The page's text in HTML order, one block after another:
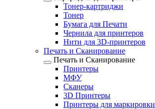
Тонер-картриджи
Тонер
Бумага для Печати
Чернила для принтеров
Нити для 3D-принтеров
Печать и Сканирование
Печать и Сканирование
Принтеры
МФУ
Сканеры
3D Принтеры
Принтеры для маркировки